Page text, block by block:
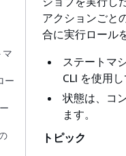
マ
ー
アクションごと
合に実行ロール
ステートマ
CLI を使用
状態は、コ
ます。
トピック